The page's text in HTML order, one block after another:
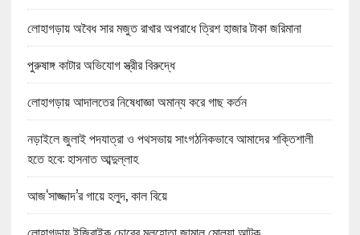
লোহাগড়ায় অবৈধ সার মজুত রাখার অপরাধে ত্রিশ হাজার টাকা জরিমানা
পুরুষাঙ্গ কাটার অভিযোগ স্ত্রীর বিরুদ্ধে
লোহাগড়ায় আদালতের নিষেধাজ্ঞা অমান্য করে গাছ কর্তন
নড়াইলে জুলাই পদযাত্রা ও পথসভায় সাংগঠনিকভাবে আমাদের শক্তিশালী
হতে হবে: হাসনাত আব্দুল্লাহ
আজ‘সাজ্জাদ’র গায়ে হলুদ, কাল বিয়ে